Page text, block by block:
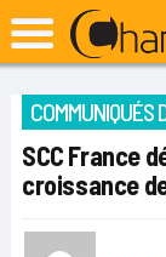
COMMUNIQUÉS
SCC France
croissance